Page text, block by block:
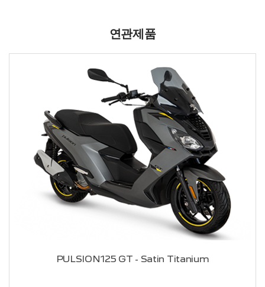
연관제품
PULSION125 GT - Satin Titanium